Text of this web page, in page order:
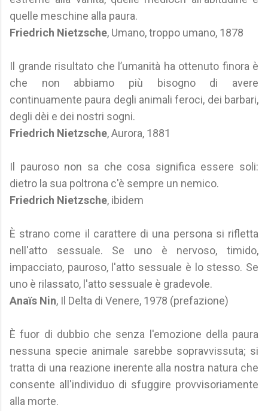
quelle meschine alla paura.
Friedrich Nietzsche, Umano, troppo umano, 1878
Il grande risultato che l’umanità ha ottenuto finora è
che non abbiamo più bisogno di avere
continuamente paura degli animali feroci, dei barbari,
degli dèi e dei nostri sogni.
Friedrich Nietzsche, Aurora, 1881
Il pauroso non sa che cosa significa essere soli:
dietro la sua poltrona c'è sempre un nemico.
Friedrich Nietzsche, ibidem
È strano come il carattere di una persona si rifletta
nell'atto sessuale. Se uno è nervoso, timido,
impacciato, pauroso, l'atto sessuale è lo stesso. Se
uno è rilassato, l'atto sessuale è gradevole.
Anaïs Nin, Il Delta di Venere, 1978 (prefazione)
È fuor di dubbio che senza l'emozione della paura
nessuna specie animale sarebbe sopravvissuta; si
tratta di una reazione inerente alla nostra natura che
consente all'individuo di sfuggire provvisoriamente
alla morte.